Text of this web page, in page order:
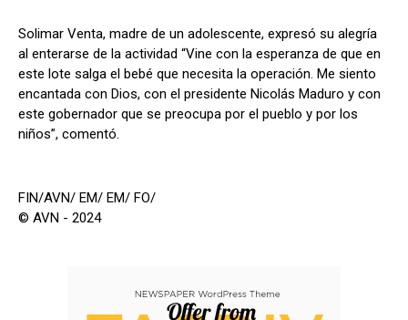
Solimar Venta, madre de un adolescente, expresó su alegría
al enterarse de la actividad “Vine con la esperanza de que en
este lote salga el bebé que necesita la operación. Me siento
encantada con Dios, con el presidente Nicolás Maduro y con
este gobernador que se preocupa por el pueblo y por los
niños”, comentó.
FIN/AVN/ EM/ EM/ FO/
© AVN - 2024